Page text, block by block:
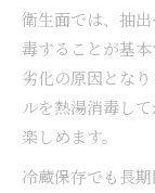
衛生面では、抽
毒することが基
劣化の原因とな
ルを熱湯消毒し
楽しめます。
冷蔵保存でも長